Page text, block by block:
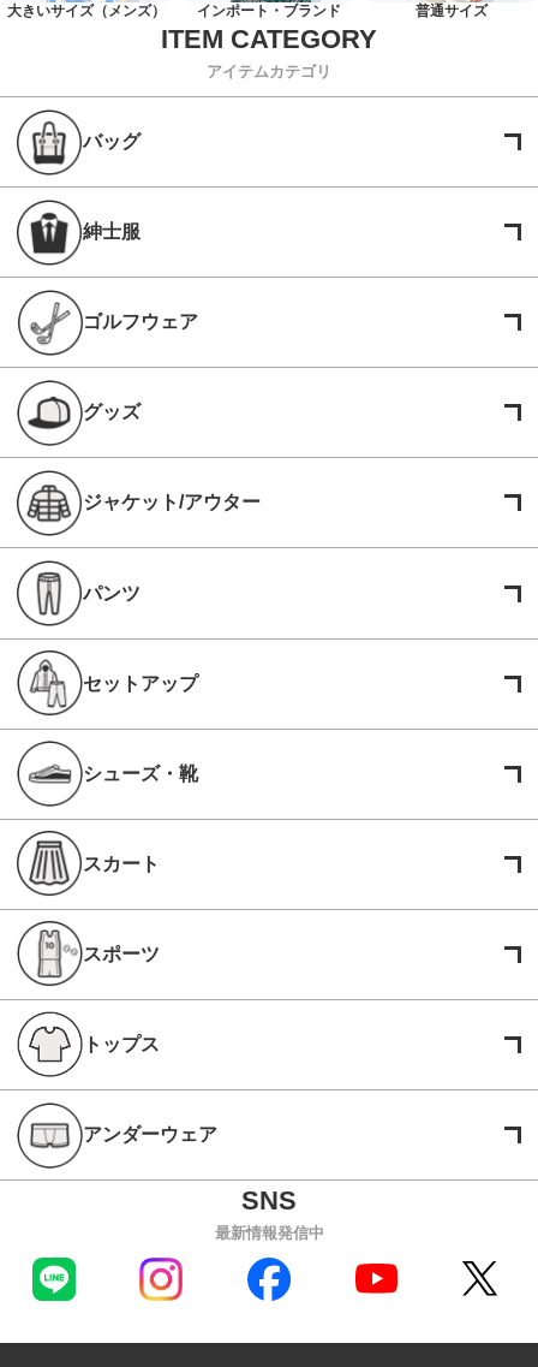
大きいサイズ（メンズ） インポート・ブランド 普通サイズ
アイテムカテゴリ
バッグ
紳士服
ゴルフウェア
グッズ
ジャケット/アウター
パンツ
セットアップ
シューズ・靴
スカート
スポーツ
トップス
アンダーウェア
最新情報発信中